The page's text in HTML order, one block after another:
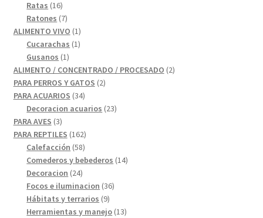
Ratas 1616
productos
Ratones 77
productos
ALIMENTO VIVO 11
producto
Cucarachas 11
Gusanos 11
producto
ALIMENTO / CONCENTRADO / PROCESADO 22
PARA PERROS Y GATOS 22
PARA ACUARIOS 3434
productos
Decoracion acuarios 2323
PARA AVES 33
productos
PARA REPTILES 162162
productos
Calefacción 5858
productos
Comederos y bebederos 1414
Decoracion 2424
productos
Focos e iluminacion 3636
Hábitats y terrarios 99
productos
Herramientas y manejo 1313